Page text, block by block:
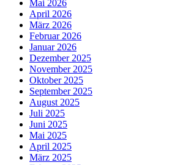
Mai 2026
April 2026
März 2026
Februar 2026
Januar 2026
Dezember 2025
November 2025
Oktober 2025
September 2025
August 2025
Juli 2025
Juni 2025
Mai 2025
April 2025
März 2025